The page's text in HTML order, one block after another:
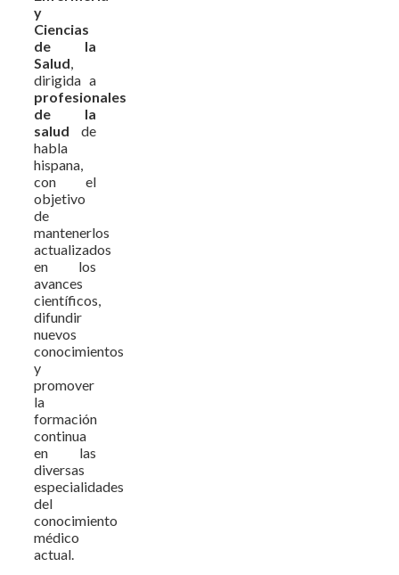
y
Ciencias
de la
Salud
dirigida a
profesionales
de la
salud de
habla
hispana,
con el
objetivo
de
mantenerlos
actualizados
en los
avances
científicos,
difundir
nuevos
conocimientos
y
promover
la
formación
continua
en las
diversas
especialidades
del
conocimiento
médico
actual.